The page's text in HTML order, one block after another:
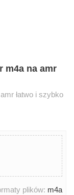
m4a na amr
łatwo i szybko
plików: m4a